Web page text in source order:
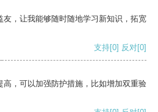
，让我能够随时随地学习新知识，拓宽
支持[0] 反对[0]
，可以加强防护措施，比如增加双重验